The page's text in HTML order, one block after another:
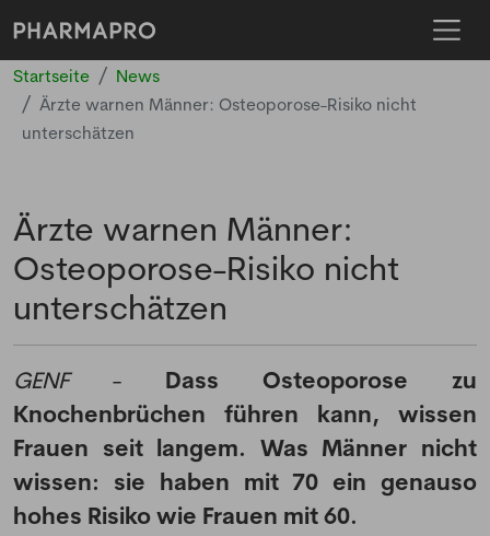
Startseite
News
Ärzte warnen Männer: Osteoporose-Risiko nicht
unterschätzen
Ärzte warnen Männer:
Osteoporose-Risiko nicht
unterschätzen
GENF- Dass Osteoporose zu
Knochenbrüchen führen kann, wissen
Frauen seit langem. Was Männer nicht
wissen: sie haben mit 70 ein genauso
hohes Risiko wie Frauen mit 60.